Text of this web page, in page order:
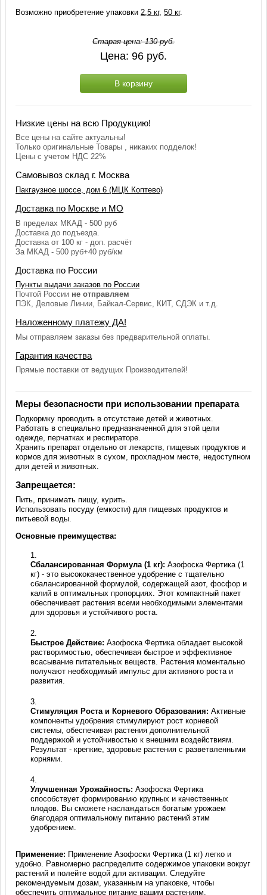
Возможно приобретение упаковки 2,5 кг,50 кг.
Старая цена:130руб.
Цена: 96 руб.
В корзину
Низкие цены на всю Продукцию!
Все цены на сайте актуальны!
Только оригинальные Товары , никаких подделок!
Цены с учетом НДС 22%
Самовывоз склад г. Москва
Пакгаузное шоссе, дом 6 (МЦК Коптево)
Доставка по Москве и МО
В пределах МКАД - 500 руб
Доставка до подъезда.
Доставка от 100 кг - доп. расчёт
За МКАД - 500 руб+40 руб/км
Доставка по России
Пункты выдачи заказов по России
Почтой России не отправляем
ПЭК, Деловые Линии, Байкал-Сервис, КИТ, СДЭК и т.д.
Наложенному платежу ДА!
Мы отправляем заказы без предварительной оплаты.
Гарантия качества
Прямые поставки от ведущих Производителей!
Меры безопасности при использовании препарата
Подкормку проводить в отсутствие детей и животных.
Работать в специально предназначенной для этой цели
одежде, перчатках и респираторе.
Хранить препарат отдельно от лекарств, пищевых продуктов и
кормов для животных в сухом, прохладном месте, недоступном
для детей и животных.
Запрещается:
Пить, принимать пищу, курить.
Использовать посуду (емкости) для пищевых продуктов и
питьевой воды.
Основные преимущества:
Сбалансированная Формула (1 кг): Азофоска Фертика (1
кг) - это высококачественное удобрение с тщательно
сбалансированной формулой, содержащей азот, фосфор и
калий в оптимальных пропорциях. Этот компактный пакет
обеспечивает растения всеми необходимыми элементами
для здоровья и устойчивого роста.
Быстрое Действие: Азофоска Фертика обладает высокой
растворимостью, обеспечивая быстрое и эффективное
всасывание питательных веществ. Растения моментально
получают необходимый импульс для активного роста и
развития.
Стимуляция Роста и Корневого Образования: Активные
компоненты удобрения стимулируют рост корневой
системы, обеспечивая растения дополнительной
поддержкой и устойчивостью к внешним воздействиям.
Результат - крепкие, здоровые растения с разветвленными
корнями.
Улучшенная Урожайность: Азофоска Фертика
способствует формированию крупных и качественных
плодов. Вы сможете наслаждаться богатым урожаем
благодаря оптимальному питанию растений этим
удобрением.
Применение: Применение Азофоски Фертика (1 кг) легко и
удобно. Равномерно распределите содержимое упаковки вокруг
растений и полейте водой для активации. Следуйте
рекомендуемым дозам, указанным на упаковке, чтобы
обеспечить оптимальное питание вашим растениям.